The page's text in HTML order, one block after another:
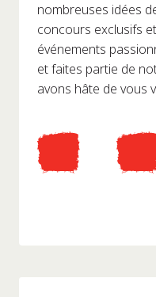
nombreuses idées
concours exclusifs
événements
et faites partie de
avons hâte de vous